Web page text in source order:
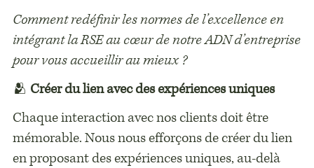
Comment redéfinir les normes de l’excellence en
intégrant la RSE au cœur de notre ADN d’entreprise
pour vous accueillir au mieux ?
🫂 Créer du lien avec des expériences uniques
Chaque interaction avec nos clients doit être
mémorable. Nous nous efforçons de créer du lien
en proposant des expériences uniques, au-delà